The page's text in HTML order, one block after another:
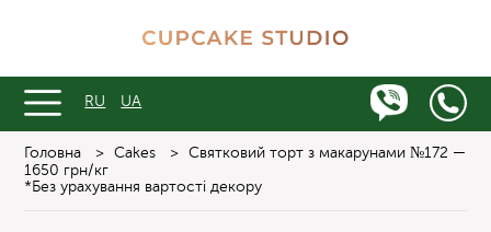
RU UA
Головна > Cakes >
Святковий торт з макарунами №172 —
1650 грн/кг
*Без урахування вартості декору